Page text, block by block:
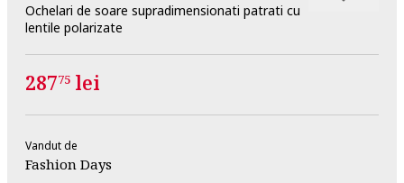
Ochelari de soare supradimensionati patrati cu
lentile polarizate
28775 lei
Vandut de
Fashion Days